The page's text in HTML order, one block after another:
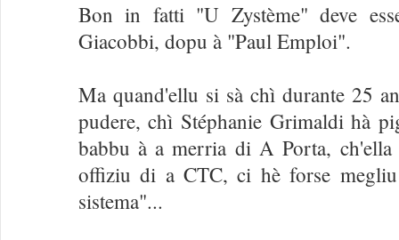
Bon in fatti "U Zystème" deve
Giacobbi, dopu à "Paul Emploi".
Ma quand'ellu si sà chì durante 25
pudere, chì Stéphanie Grimaldi hà
babbu à a merria di A Porta,
offiziu di a CTC, ci hè forse
sistema"...